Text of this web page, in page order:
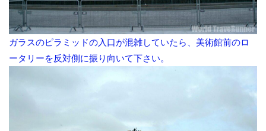
ガラスのピラミッドの入口が混雑していたら、美術館前のロ
ータリーを反対側に振り向いて下さい。